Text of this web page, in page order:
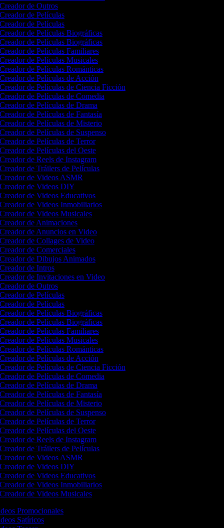
de Outros
de Películas
de Películas
de Películas Biográficas
de Películas Biográficas
de Películas Familiares
de Películas Musicales
de Películas Románticas
de Películas de Acción
de Películas de Ciencia Ficción
de Películas de Comedia
de Películas de Drama
de Películas de Fantasía
de Películas de Misterio
de Películas de Suspenso
de Películas de Terror
de Películas del Oeste
de Reels de Instagram
de Tráilers de Películas
de Videos ASMR
de Videos DIY
de Videos Educativos
de Videos Inmobiliarios
de Videos Musicales
de Animaciones
de Anuncios en Video
de Collages de Video
de Comerciales
de Dibujos Animados
de Intros
de Invitaciones en Video
de Outros
de Películas
de Películas
de Películas Biográficas
de Películas Biográficas
de Películas Familiares
de Películas Musicales
de Películas Románticas
de Películas de Acción
de Películas de Ciencia Ficción
de Películas de Comedia
de Películas de Drama
de Películas de Fantasía
de Películas de Misterio
de Películas de Suspenso
de Películas de Terror
de Películas del Oeste
de Reels de Instagram
de Tráilers de Películas
de Videos ASMR
de Videos DIY
de Videos Educativos
de Videos Inmobiliarios
de Videos Musicales
Promocionales
Satíricos